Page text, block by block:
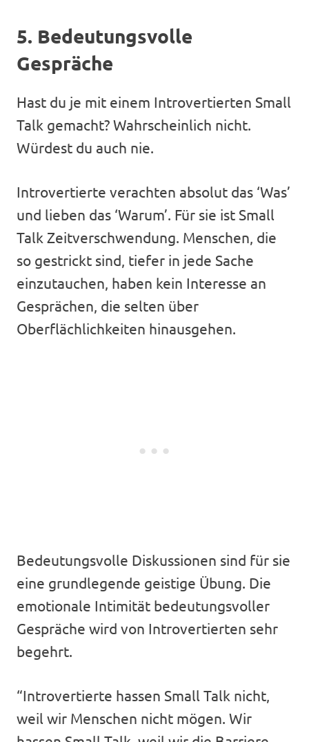
5. Bedeutungsvolle
Gespräche
Hast du je mit einem Introvertierten Small
Talk gemacht? Wahrscheinlich nicht.
Würdest du auch nie.
Introvertierte verachten absolut das ‘Was’
und lieben das ‘Warum’. Für sie ist Small
Talk Zeitverschwendung. Menschen, die
so gestrickt sind, tiefer in jede Sache
einzutauchen, haben kein Interesse an
Gesprächen, die selten über
Oberflächlichkeiten hinausgehen.
Bedeutungsvolle Diskussionen sind für sie
eine grundlegende geistige Übung. Die
emotionale Intimität bedeutungsvoller
Gespräche wird von Introvertierten sehr
begehrt.
“Introvertierte hassen Small Talk nicht,
weil wir Menschen nicht mögen. Wir